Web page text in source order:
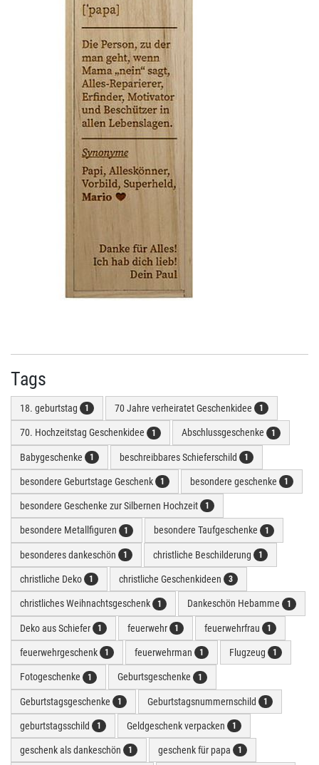
Tags
18. geburtstag 1 70 Jahre verheiratet Geschenkidee 1
70. Hochzeitstag Geschenkidee 1 Abschlussgeschenke 1
Babygeschenke 1 beschreibbares Schieferschild 1
besondere Geburtstage Geschenk 1 besondere geschenke 1
besondere Geschenke zur Silbernen Hochzeit 1
besondere Metallfiguren 1 besondere Taufgeschenke 1
besonderes dankeschön 1 christliche Beschilderung 1
christliche Deko 1 christliche Geschenkideen 3
christliches Weihnachtsgeschenk 1 Dankeschön Hebamme 1
Deko aus Schiefer 1 feuerwehr 1 feuerwehrfrau 1
feuerwehrgeschenk 1 feuerwehrman 1 Flugzeug 1
Fotogeschenke 1 Geburtsgeschenke 1
Geburtstagsgeschenke 1 Geburtstagsnummernschild 1
geburtstagsschild 1 Geldgeschenk verpacken 1
geschenk als dankeschön 1 geschenk für papa 1